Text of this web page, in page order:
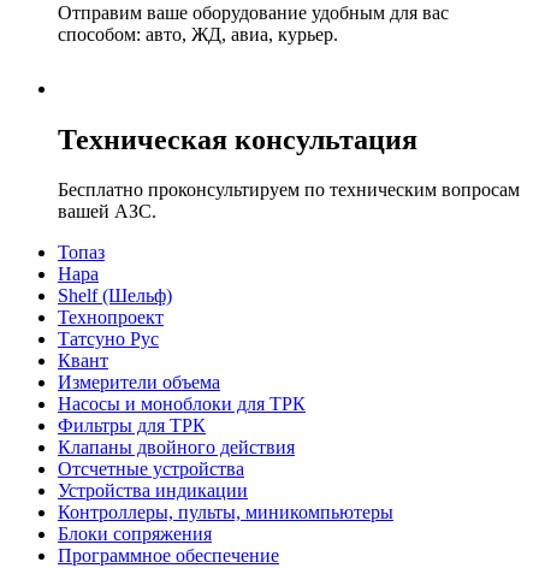
Отправим ваше оборудование удобным для вас
способом: авто, ЖД, авиа, курьер.
Техническая консультация
Бесплатно проконсультируем по техническим вопросам
вашей АЗС.
Топаз
Нара
Shelf (Шельф)
Технопроект
Татсуно Рус
Квант
Измерители объема
Насосы и моноблоки для ТРК
Фильтры для ТРК
Клапаны двойного действия
Отсчетные устройства
Устройства индикации
Контроллеры, пульты, миникомпьютеры
Блоки сопряжения
Программное обеспечение